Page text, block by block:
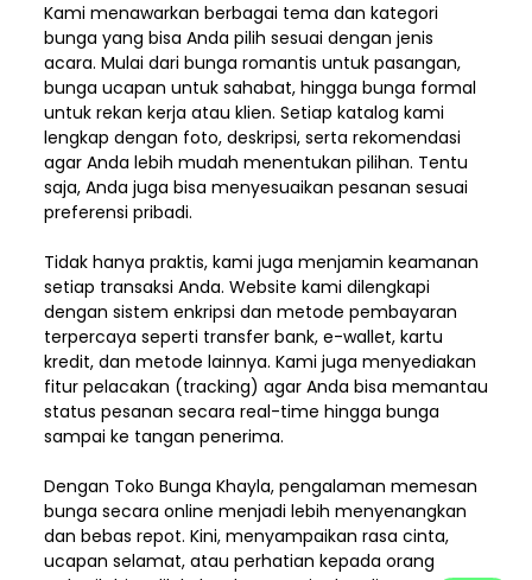
Kami menawarkan berbagai tema dan kategori
bunga yang bisa Anda pilih sesuai dengan jenis
acara. Mulai dari bunga romantis untuk pasangan,
bunga ucapan untuk sahabat, hingga bunga formal
untuk rekan kerja atau klien. Setiap katalog kami
lengkap dengan foto, deskripsi, serta rekomendasi
agar Anda lebih mudah menentukan pilihan. Tentu
saja, Anda juga bisa menyesuaikan pesanan sesuai
preferensi pribadi.
Tidak hanya praktis, kami juga menjamin keamanan
setiap transaksi Anda. Website kami dilengkapi
dengan sistem enkripsi dan metode pembayaran
terpercaya seperti transfer bank, e-wallet, kartu
kredit, dan metode lainnya. Kami juga menyediakan
fitur pelacakan (tracking) agar Anda bisa memantau
status pesanan secara real-time hingga bunga
sampai ke tangan penerima.
Dengan Toko Bunga Khayla, pengalaman memesan
bunga secara online menjadi lebih menyenangkan
dan bebas repot. Kini, menyampaikan rasa cinta,
ucapan selamat, atau perhatian kepada orang